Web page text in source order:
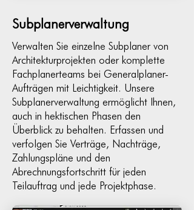
Subplanerverwaltung
Verwalten Sie einzelne Subplaner von
Architekturprojekten oder komplette
Fachplanerteams bei Generalplaner-
Aufträgen mit Leichtigkeit. Unsere
Subplanerverwaltung ermöglicht Ihnen,
auch in hektischen Phasen den
Überblick zu behalten. Erfassen und
verfolgen Sie Verträge, Nachträge,
Zahlungspläne und den
Abrechnungsfortschritt für jeden
Teilauftrag und jede Projektphase.